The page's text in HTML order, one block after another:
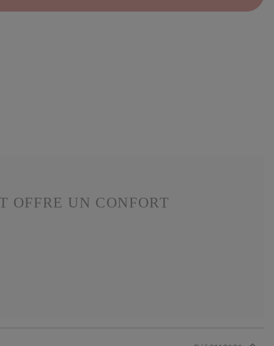
OFFRE UN CONFORT